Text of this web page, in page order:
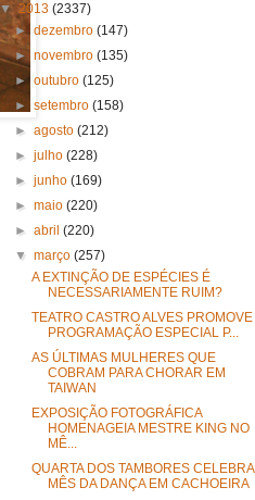
▼ 2013 (2337)
►dezembro(147)
►novembro(135)
►outubro(125)
►setembro(158)
►agosto(212)
►julho(228)
►junho(169)
►maio(220)
►abril(220)
▼março(257)
A EXTINÇÃO DE ESPÉCIES É
NECESSARIAMENTE RUIM?
TEATRO CASTRO ALVES PROMOVE
PROGRAMAÇÃO ESPECIAL P...
AS ÚLTIMAS MULHERES QUE
COBRAM PARA CHORAR EM
TAIWAN
EXPOSIÇÃO FOTOGRÁFICA
HOMENAGEIA MESTRE KING NO
MÊ...
QUARTA DOS TAMBORES CELEBRA
MÊS DA DANÇA EM CACHOEIRA